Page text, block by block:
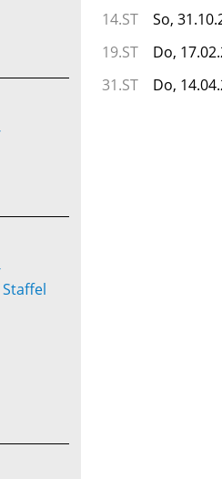
14.ST So,
19.ST Do,
31.ST Do,